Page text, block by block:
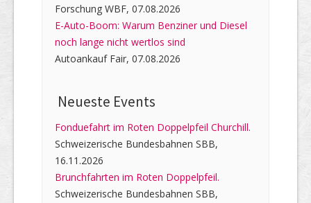
Forschung WBF, 07.08.2026
E-Auto-Boom: Warum Benziner und Diesel
noch lange nicht wertlos sind
Autoankauf Fair, 07.08.2026
Neueste Events
Fonduefahrt im Roten Doppelpfeil Churchill.
Schweizerische Bundesbahnen SBB,
16.11.2026
Brunchfahrten im Roten Doppelpfeil.
Schweizerische Bundesbahnen SBB,